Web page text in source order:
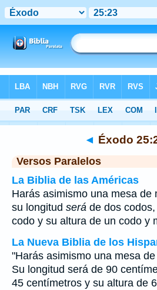
>Éxodo> Capítulo 25 > Verso 23
◄ Éxodo
Versos Paralelos
La Biblia de las Américas
Harás asimismo una mesa de
su longitud será de dos
codo y su altura de un codo y
La Nueva Biblia de los
"Harás asimismo una mesa
Su longitud será de 90
45 centímetros y su altura de